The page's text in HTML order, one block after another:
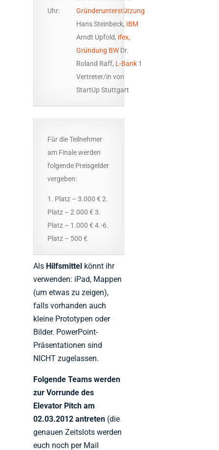
Uhr:
Gründerunterstützung
Hans Steinbeck, IBM
Arndt Upfold, ifex,
Gründung BW Dr.
Roland Raff, L-Bank 1
Vertreter/in von
StartUp Stuttgart
Für die Teilnehmer
am Finale werden
folgende Preisgelder
vergeben:
1. Platz – 3.000 € 2.
Platz – 2.000 € 3.
Platz – 1.000 € 4.-6.
Platz – 500 €
Als Hilfsmittel könnt ihr
verwenden: iPad, Mappen
(um etwas zu zeigen),
falls vorhanden auch
kleine Prototypen oder
Bilder. PowerPoint-
Präsentationen sind
NICHT zugelassen.
Folgende Teams werden
zur Vorrunde des
Elevator Pitch am
02.03.2012 antreten (die
genauen Zeitslots werden
euch noch per Mail